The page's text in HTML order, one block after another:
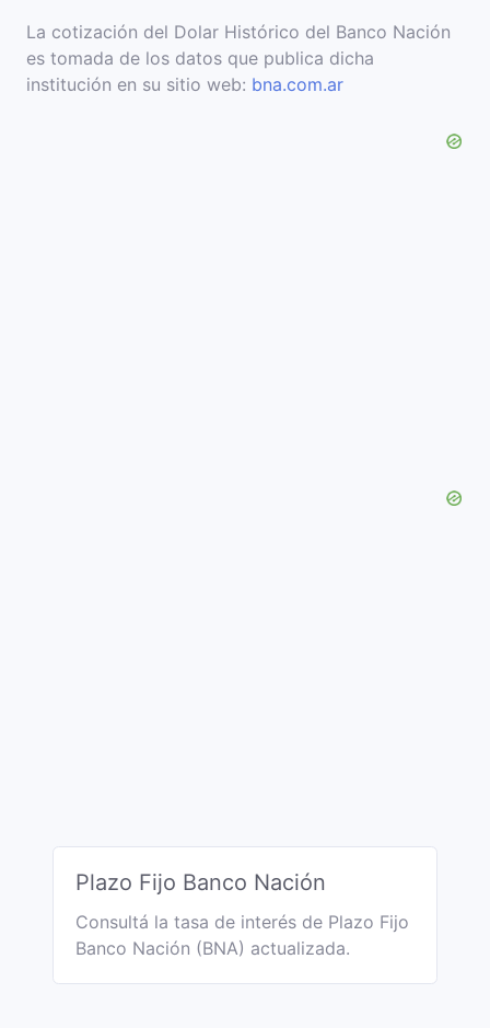
La cotización del Dolar Histórico del Banco Nación
es tomada de los datos que publica dicha
institución en su sitio web: bna.com.ar
Plazo Fijo Banco Nación
Consultá la tasa de interés de Plazo Fijo
Banco Nación (BNA) actualizada.